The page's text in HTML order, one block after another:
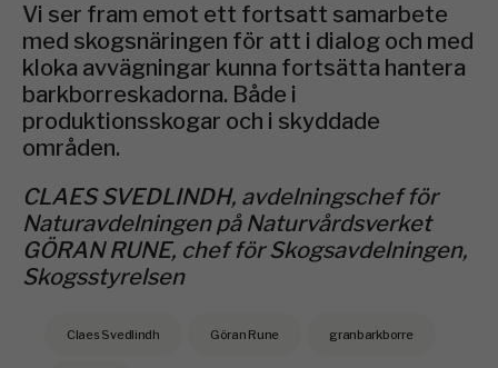
Vi ser fram emot ett fortsatt samarbete
med skogsnäringen för att i dialog och med
kloka avvägningar kunna fortsätta hantera
barkborreskadorna. Både i
produktionsskogar och i skyddade
områden.
CLAES SVEDLINDH, avdelningschef för
Naturavdelningen på Naturvårdsverket
GÖRAN RUNE, chef för Skogsavdelningen,
Skogsstyrelsen
Claes Svedlindh Göran Rune granbarkborre